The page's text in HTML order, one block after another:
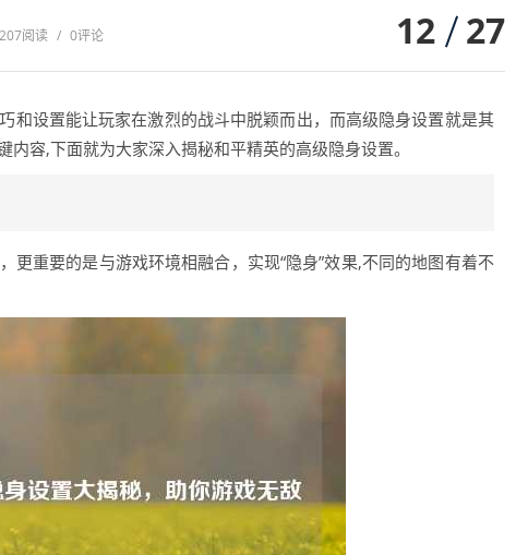
207阅读 / 0评论 12 27
和设置能让玩家在激烈的战斗中脱颖而出，而高级隐身设置就是其
容,下面就为大家深入揭秘和平精英的高级隐身设置。
更重要的是与游戏环境相融合，实现“隐身”效果,不同的地图有着不